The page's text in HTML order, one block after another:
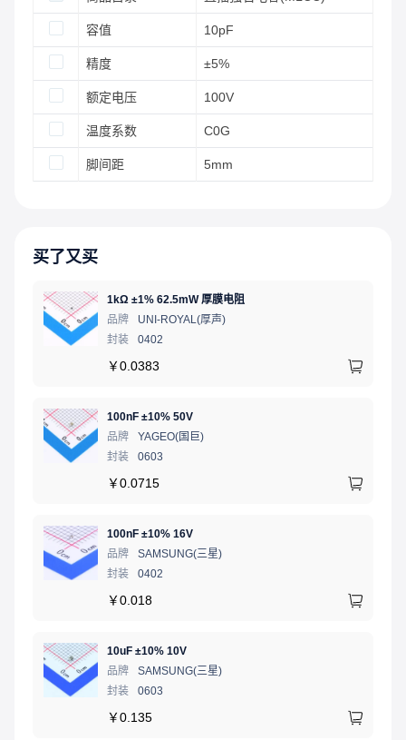
容值 10pF
精度 ±5%
额定电压 100V
温度系数 C0G
脚间距 5mm
买了又买
1kΩ ±1% 62.5mW 厚膜电阻
品牌
UNI-ROYAL(厚声)
封装
0402
￥0.0383
100nF ±10% 50V
品牌
YAGEO(国巨)
封装
0603
￥0.0715
100nF ±10% 16V
品牌
SAMSUNG(三星)
封装
0402
￥0.018
10uF ±10% 10V
品牌
SAMSUNG(三星)
封装
0603
￥0.135